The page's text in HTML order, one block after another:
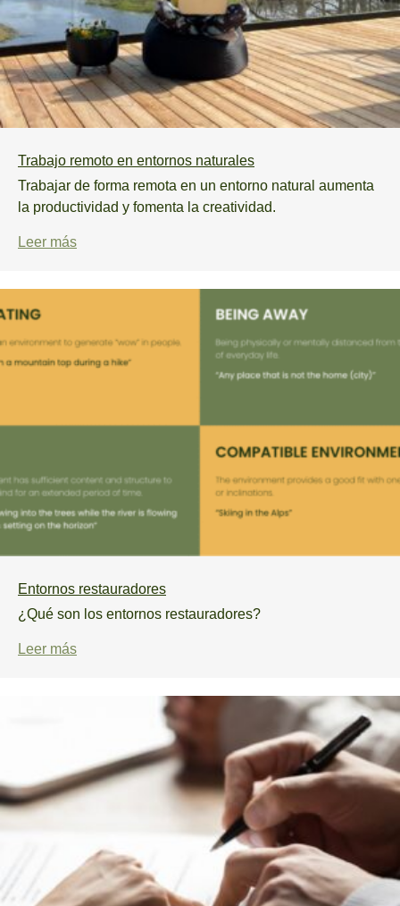
Trabajo remoto en entornos naturales
Trabajar de forma remota en un entorno natural aumenta
la productividad y fomenta la creatividad.
Leer más
Entornos restauradores
¿Qué son los entornos restauradores?
Leer más